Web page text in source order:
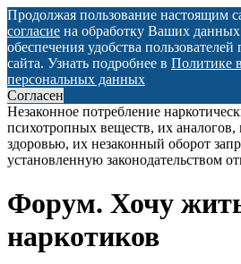
Продолжая пользование настоящим
согласие на обработку Ваших
обеспечения удобства
сайта. Узнать подробнее в Политике
персональных данных
Согласен
Незаконное потребление
психотропных веществ, их аналогов,
здоровью, их незаконный оборот
установленную законодательством
Регистрация
Форум. Хочу
наркотиков